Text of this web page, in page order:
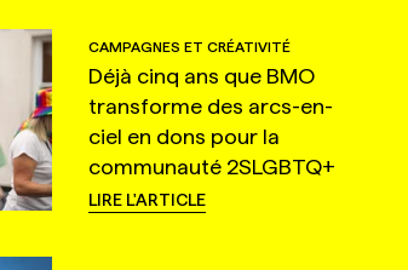
CAMPAGNES ET CRÉATIVITÉ
Déjà cinq ans que BMO
transforme des arcs-en-
ciel en dons pour la
communauté 2SLGBTQ+
LIRE L'ARTICLE